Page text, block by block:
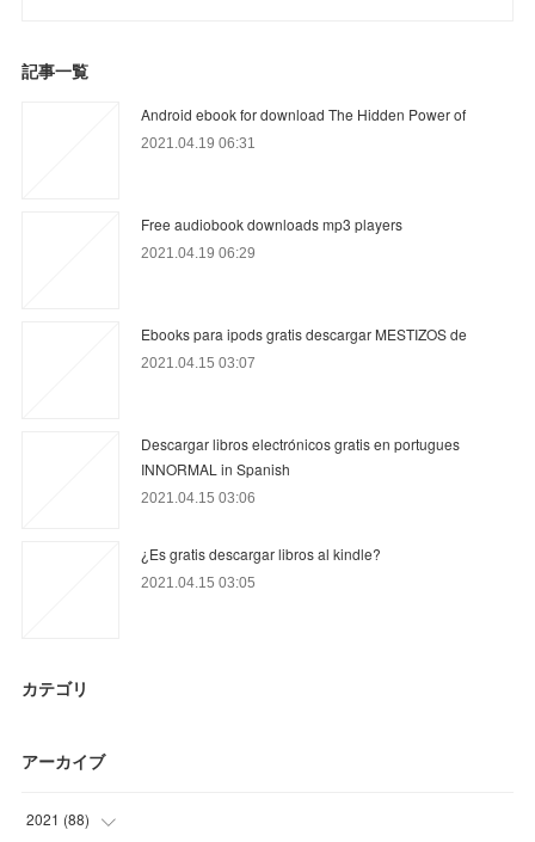
記事一覧
Android ebook for download The Hidden Power of
2021.04.19 06:31
Free audiobook downloads mp3 players
2021.04.19 06:29
Ebooks para ipods gratis descargar MESTIZOS de
2021.04.15 03:07
Descargar libros electrónicos gratis en portugues
INNORMAL in Spanish
2021.04.15 03:06
¿Es gratis descargar libros al kindle?
2021.04.15 03:05
カテゴリ
アーカイブ
2021 (88)